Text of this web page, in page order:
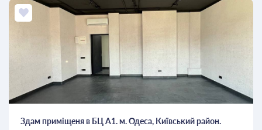
Здам приміщеня в БЦ А1. м. Одеса, Київський район.